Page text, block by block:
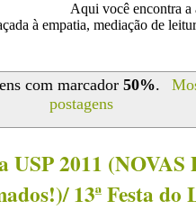
Aqui você encontra
à empatia, mediação de
com marcador50%.
postagens
2011 (NOVAS
13ª Festa do